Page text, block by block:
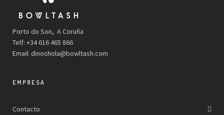
Porto do Son, A Coruña
Telf: +34 616 465 866
Email: dinoshola@bowltash.com
EMPRESA
Contacto